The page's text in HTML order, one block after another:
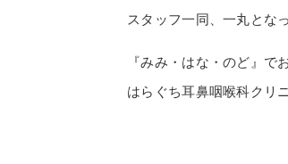
スタッフ一同、一丸とな
『みみ・はな・のど』で
はらぐち耳鼻咽喉科クリ